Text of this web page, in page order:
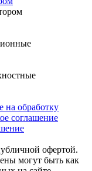
на обработку
соглашение
офертой.
могут быть как